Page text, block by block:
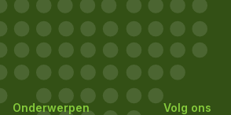
Onderwerpen Volg ons